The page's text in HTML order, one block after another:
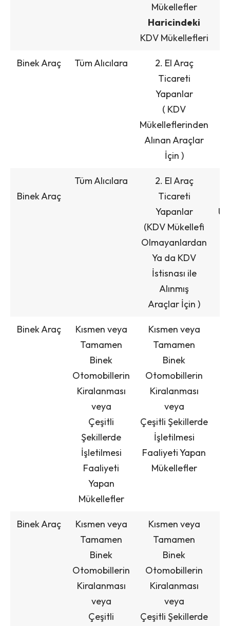
Mükellefler
Haricindeki
KDV Mükellefleri
Binek Araç Tüm Alıcılara
2. El Araç
Ticareti
Yapanlar
( KDV
Mükelleflerinden
Alınan Araçlar
İçin )
Binek Araç
Tüm Alıcılara
2. El Araç
Ticareti
Yapanlar
(KDV Mükellefi
Olmayanlardan
Ya da KDV
İstisnası ile
Alınmış
Araçlar İçin )
Binek Araç
Kısmen veya
Tamamen
Binek
Otomobillerin
Kiralanması
veya
Çeşitli
Şekillerde
İşletilmesi
Faaliyeti
Yapan
Mükellefler
Kısmen veya
Tamamen
Binek
Otomobillerin
Kiralanması
veya
Çeşitli Şekillerde
İşletilmesi
Faaliyeti Yapan
Mükellefler
Binek Araç
Kısmen veya
Tamamen
Binek
Otomobillerin
Kiralanması
veya
Çeşitli
Kısmen veya
Tamamen
Binek
Otomobillerin
Kiralanması
veya
Çeşitli Şekillerde